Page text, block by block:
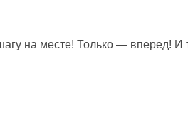
на месте! Только — вперед! И